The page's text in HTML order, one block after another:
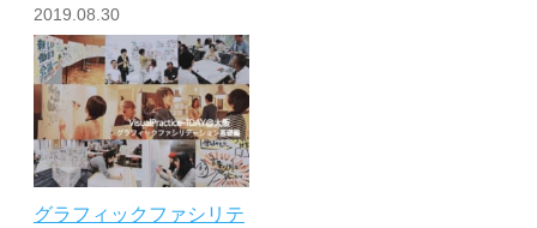
2019.08.30
グラフィックファシリテ